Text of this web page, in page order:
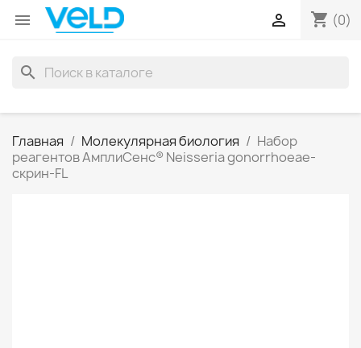
 shopping_cart (0)

search
Главная Молекулярная биология
Набор
реагентов АмплиСенс® Neisseria gonorrhoeae-
скрин-FL